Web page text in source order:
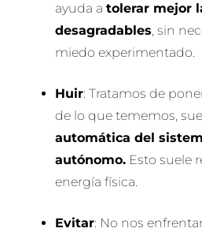
ayuda atolerar mejor
desagradables, sin
miedo experimentado.
Huir: Tratamos de
de lo que tememos,
automática del
autónomo. Esto suele
energía física.
Evitar: No nos